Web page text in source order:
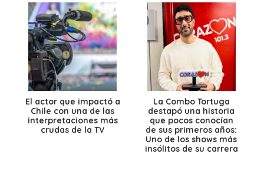
El actor que impactó a
Chile con una de las
interpretaciones más
crudas de la TV
La Combo Tortuga
destapó una historia
que pocos conocían
de sus primeros años:
Uno de los shows más
insólitos de su carrera